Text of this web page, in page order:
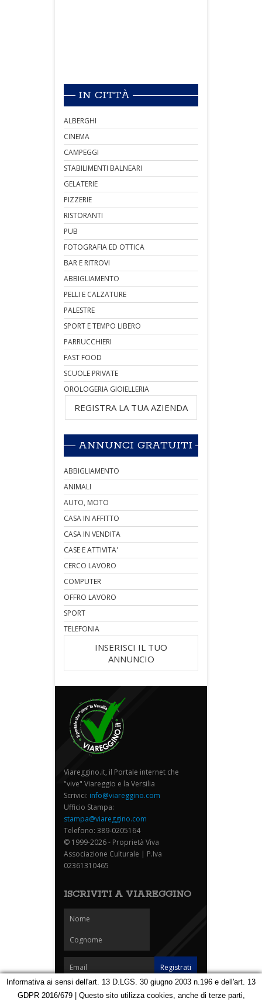
IN CITTÀ
ALBERGHI
CINEMA
CAMPEGGI
STABILIMENTI BALNEARI
GELATERIE
PIZZERIE
RISTORANTI
PUB
FOTOGRAFIA ED OTTICA
BAR E RITROVI
ABBIGLIAMENTO
PELLI E CALZATURE
PALESTRE
SPORT E TEMPO LIBERO
PARRUCCHIERI
FAST FOOD
SCUOLE PRIVATE
OROLOGERIA GIOIELLERIA
REGISTRA LA TUA AZIENDA
ANNUNCI GRATUITI
ABBIGLIAMENTO
ANIMALI
AUTO, MOTO
CASA IN AFFITTO
CASA IN VENDITA
CASE E ATTIVITA'
CERCO LAVORO
COMPUTER
OFFRO LAVORO
SPORT
TELEFONIA
INSERISCI IL TUO
ANNUNCIO
Viareggino.it, il Portale internet che
"vive" Viareggio e la Versilia
Scrivici: info@viareggino.com
Ufficio Stampa:
stampa@viareggino.com
Telefono: 389-0205164
© 1999-2026 - Proprietà Viva
Associazione Culturale | P.Iva
02361310465
ISCRIVITI A VIAREGGINO
Informativa ai sensi dell'art. 13 D.LGS. 30 giugno 2003 n.196 e dell'art. 13
GDPR 2016/679 | Questo sito utilizza cookies, anche di terze parti,